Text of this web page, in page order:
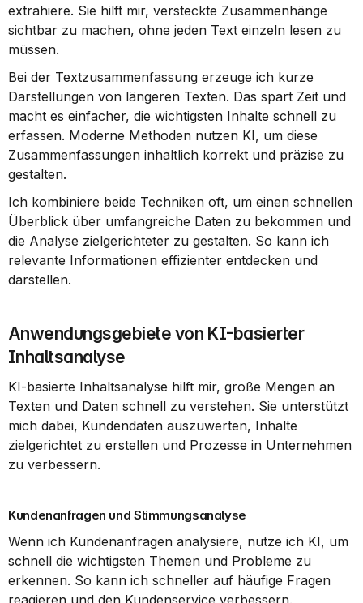
extrahiere. Sie hilft mir, versteckte Zusammenhänge
sichtbar zu machen, ohne jeden Text einzeln lesen zu
müssen.
Bei der Textzusammenfassung erzeuge ich kurze
Darstellungen von längeren Texten. Das spart Zeit und
macht es einfacher, die wichtigsten Inhalte schnell zu
erfassen. Moderne Methoden nutzen KI, um diese
Zusammenfassungen inhaltlich korrekt und präzise zu
gestalten.
Ich kombiniere beide Techniken oft, um einen schnellen
Überblick über umfangreiche Daten zu bekommen und
die Analyse zielgerichteter zu gestalten. So kann ich
relevante Informationen effizienter entdecken und
darstellen.
Anwendungsgebiete von KI-basierter
Inhaltsanalyse
KI-basierte Inhaltsanalyse hilft mir, große Mengen an
Texten und Daten schnell zu verstehen. Sie unterstützt
mich dabei, Kundendaten auszuwerten, Inhalte
zielgerichtet zu erstellen und Prozesse in Unternehmen
zu verbessern.
Kundenanfragen und Stimmungsanalyse
Wenn ich Kundenanfragen analysiere, nutze ich KI, um
schnell die wichtigsten Themen und Probleme zu
erkennen. So kann ich schneller auf häufige Fragen
reagieren und den Kundenservice verbessern.